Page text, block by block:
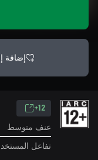
إضافة
12+
عنف متوسط
تفاعل